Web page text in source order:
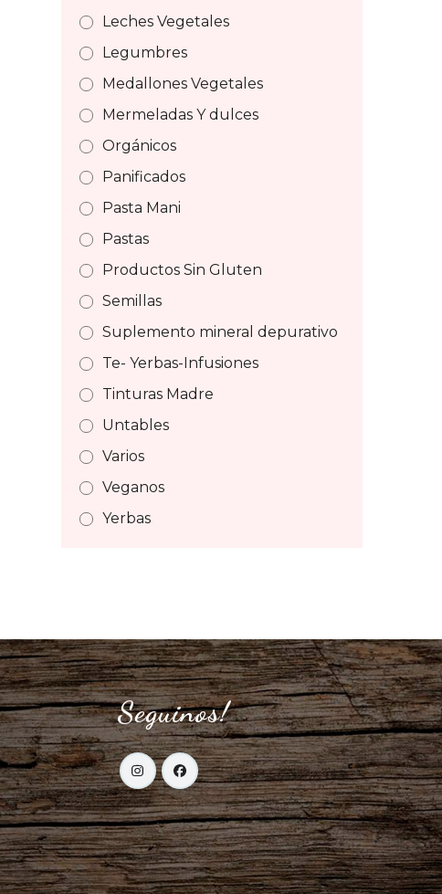
Leches Vegetales
Legumbres
Medallones Vegetales
Mermeladas Y dulces
Orgánicos
Panificados
Pasta Mani
Pastas
Productos Sin Gluten
Semillas
Suplemento mineral depurativo
Te- Yerbas-Infusiones
Tinturas Madre
Untables
Varios
Veganos
Yerbas
Seguinos!